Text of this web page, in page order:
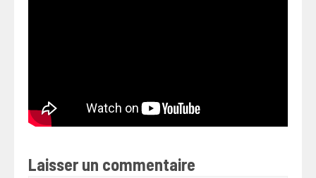
Laisser un commentaire